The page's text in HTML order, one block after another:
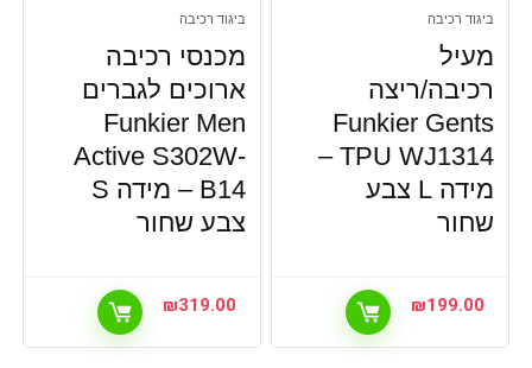
ביגוד רכיבה
מעיל
רכיבה/ריצה
Funkier Gents
TPU WJ1314 –
מידה L צבע
שחור
₪199.00
ביגוד רכיבה
מכנסי רכיבה
ארוכים לגברים
Funkier Men
Active S302W-
B14 – מידה S
צבע שחור
₪319.00